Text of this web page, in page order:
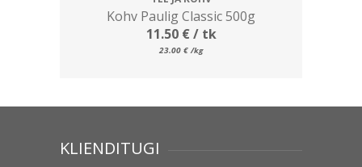
Kohv Paulig Classic 500g
11.50 €/ tk
23.00 € /kg
KLIENDITUGI